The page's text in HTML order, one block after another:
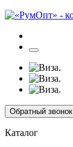
Обратный звонок
Каталог